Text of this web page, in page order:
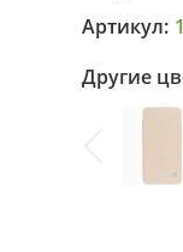
Артикул:
Другие